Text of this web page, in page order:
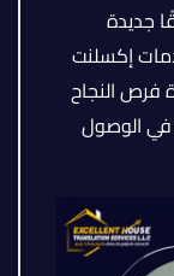
جديدة
إكسلنت
النجاح
في الوصول